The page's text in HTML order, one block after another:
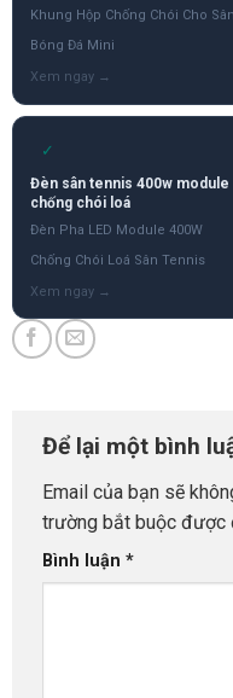
Khung Hộp Chống Chói Cho Sân
Bóng Đá Mini
✓
Đèn sân tennis 400w module
chống chói loá
Đèn Pha LED Module 400W
Chống Chói Loá Sân Tennis
Để lại một bình
Email của bạn sẽ
trường bắt buộc được
Bình luận *